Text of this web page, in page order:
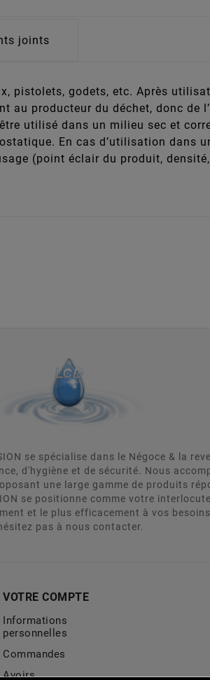
joints
pistolets, godets, etc. Après
au producteur du déchet, donc de
utilisé dans un milieu sec et
En cas d’utilisation dans
(point éclair du produit,
se spécialise dans le Négoce & la
d'hygiène et de sécurité. Nous
une large gamme de produits
se positionne comme votre
et le plus efficacement à vos
pas à nous contacter.
VOTRE COMPTE
Informations
personnelles
Commandes
Avoirs